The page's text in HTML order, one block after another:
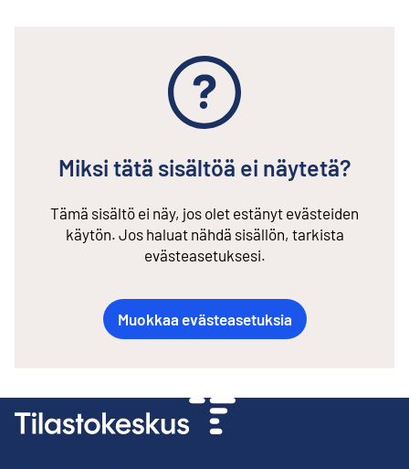
Miksi tätä sisältöä ei näytetä?
Tämä sisältö ei näy, jos olet estänyt evästeiden
käytön. Jos haluat nähdä sisällön, tarkista
evästeasetuksesi.
Muokkaa evästeasetuksia